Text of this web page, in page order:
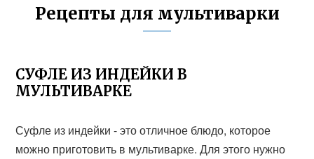
Рецепты для мультиварки
СУФЛЕ ИЗ ИНДЕЙКИ В
МУЛЬТИВАРКЕ
Суфле из индейки - это отличное блюдо, которое
можно приготовить в мультиварке. Для этого нужно